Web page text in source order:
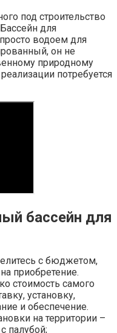
под строительство
для
водоем для
он не
природному
потребуется
бассейн для
с бюджетом,
приобретение.
стоимость самого
установку,
и обеспечение.
на территории –
палубой;